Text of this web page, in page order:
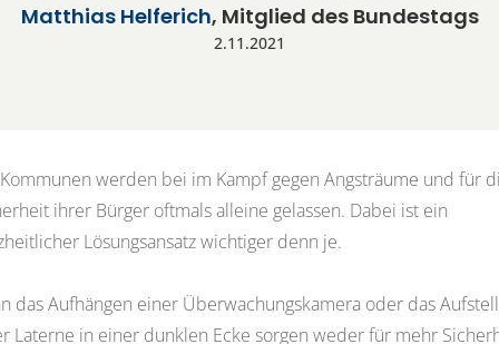
Matthias Helferich, Mitglied des Bundestags
2.11.2021
werden bei im Kampf gegen Angsträume und für
ihrer Bürger oftmals alleine gelassen. Dabei ist ein
Lösungsansatz wichtiger denn je.
das Aufhängen einer Überwachungskamera oder das
Laterne in einer dunklen Ecke sorgen weder für mehr